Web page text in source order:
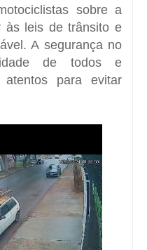
sobre a
às leis de trânsito e
A segurança no
de todos e
atentos para evitar